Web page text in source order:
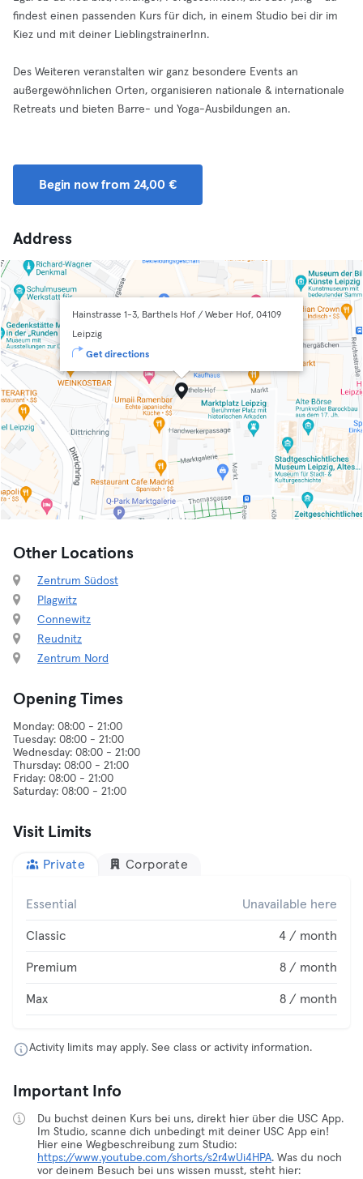
findest einen passenden Kurs für dich, in einem Studio bei dir im
Kiez und mit deiner LieblingstrainerInn.
Des Weiteren veranstalten wir ganz besondere Events an
außergewöhnlichen Orten, organisieren nationale & internationale
Retreats und bieten Barre- und Yoga-Ausbildungen an.
Begin now from 24,00 €
Address
Hainstrasse 1-3, Barthels Hof / Weber Hof, 04109
Leipzig
Get directions
Other Locations
Zentrum Südost
Plagwitz
Connewitz
Reudnitz
Zentrum Nord
Opening Times
Monday: 08:00 - 21:00
Tuesday: 08:00 - 21:00
Wednesday: 08:00 - 21:00
Thursday: 08:00 - 21:00
Friday: 08:00 - 21:00
Visit Limits
Private Corporate
Essential Unavailable here
Classic 4 / month
Premium 8 / month
Max 8 / month
Activity limits may apply. See class or activity information.
Important Info
Du buchst deinen Kurs bei uns, direkt hier über die USC App.
Im Studio, scanne dich unbedingt mit deiner USC App ein!
Hier eine Wegbeschreibung zum Studio:
https://www.youtube.com/shorts/s2r4wUi4HPA. Was du noch
vor deinem Besuch bei uns wissen musst, steht hier: